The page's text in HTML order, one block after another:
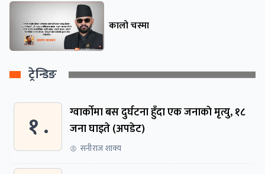
कालो चस्मा
ट्रेन्डिङ
१ .
ग्वार्काेमा बस दुर्घटना हुँदा एक जनाकाे मृत्यु, १८
जना घाइते (अपडेट)
सनीराज शाक्य